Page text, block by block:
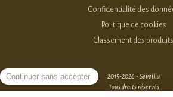
Confidentialité des
Politique de cookies
Classement des produits
2015-2026 - Sevellia
Tous droits réservés